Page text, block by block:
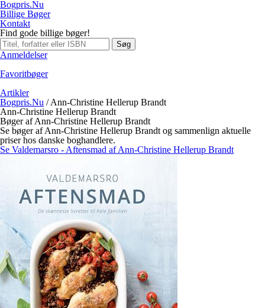
Bogpris.Nu
Billige Bøger
Kontakt
Find gode billige bøger!
Søg
Anmeldelser
Favoritbøger
Artikler
Bogpris.Nu /Ann-Christine Hellerup Brandt
Ann-Christine Hellerup Brandt
Bøger af Ann-Christine Hellerup Brandt
Se bøger af Ann-Christine Hellerup Brandt og sammenlign aktuelle
priser hos danske boghandlere.
Se Valdemarsro - Aftensmad af Ann-Christine Hellerup Brandt